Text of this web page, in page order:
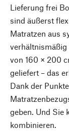
Lieferung frei
sind äußerst
Matratzen aus
verhältnismäßig
von 160 × 200
geliefert – das
Dank der
geben. Und Sie
kombinieren.